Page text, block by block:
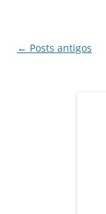
k
Navegação
← Posts antigos